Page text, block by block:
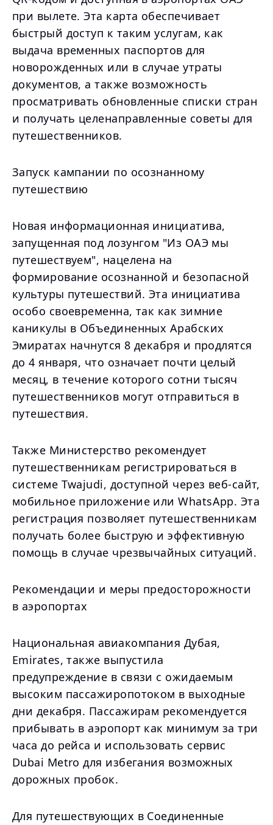
при вылете. Эта карта обеспечивает
быстрый доступ к таким услугам, как
выдача временных паспортов для
новорожденных или в случае утраты
документов, а также возможность
просматривать обновленные списки стран
и получать целенаправленные советы для
путешественников.
Запуск кампании по осознанному
путешествию
Новая информационная инициатива,
запущенная под лозунгом "Из ОАЭ мы
путешествуем", нацелена на
формирование осознанной и безопасной
культуры путешествий. Эта инициатива
особо своевременна, так как зимние
каникулы в Объединенных Арабских
Эмиратах начнутся 8 декабря и продлятся
до 4 января, что означает почти целый
месяц, в течение которого сотни тысяч
путешественников могут отправиться в
путешествия.
Также Министерство рекомендует
путешественникам регистрироваться в
системе Twajudi, доступной через веб-сайт,
мобильное приложение или WhatsApp. Эта
регистрация позволяет путешественникам
получать более быструю и эффективную
помощь в случае чрезвычайных ситуаций.
Рекомендации и меры предосторожности
в аэропортах
Национальная авиакомпания Дубая,
Emirates, также выпустила
предупреждение в связи с ожидаемым
высоким пассажиропотоком в выходные
дни декабря. Пассажирам рекомендуется
прибывать в аэропорт как минимум за три
часа до рейса и использовать сервис
Dubai Metro для избегания возможных
дорожных пробок.
Для путешествующих в Соединенные